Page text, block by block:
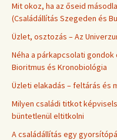
Mit okoz, ha az őseid
(Családállítás Szegeden és
Üzlet, osztozás – Az
Néha a párkapcsolati
Bioritmus és Kronobiológia
Üzleti elakadás – feltárás és
Milyen családi titkot
büntetlenül eltitkolni
A családállítás egy